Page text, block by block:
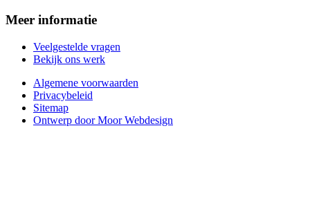
Meer informatie
Veelgestelde vragen
Bekijk ons werk
Algemene voorwaarden
Privacybeleid
Sitemap
Ontwerp door Moor Webdesign